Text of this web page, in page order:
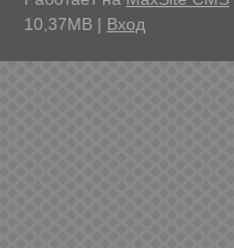
10,37MB | Вход